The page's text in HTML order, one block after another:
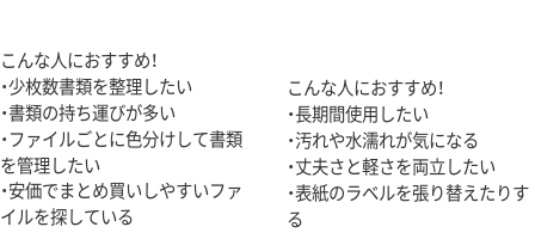
こんな人におすすめ！
・少枚数書類を整理したい
・書類の持ち運びが多い
・ファイルごとに色分けして書類
を管理したい
・安価でまとめ買いしやすいファ
イルを探している
こんな人におすすめ！
・長期間使用したい
・汚れや水濡れが気になる
・丈夫さと軽さを両立したい
・表紙のラベルを張り替えたりす
る